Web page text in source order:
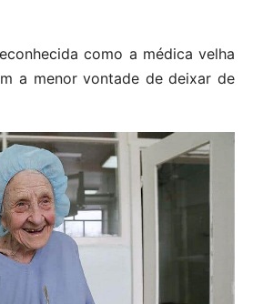
como a médica velha
a menor vontade de deixar de